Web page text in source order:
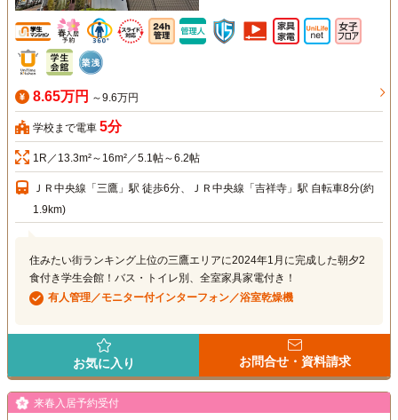
8.65万円 ～9.6万円
学校まで電車 5分
1R／13.3m²～16m²／5.1帖～6.2帖
ＪＲ中央線「三鷹」駅 徒歩6分、ＪＲ中央線「吉祥寺」駅 自転車8分(約
1.9km)
住みたい街ランキング上位の三鷹エリアに2024年1月に完成した朝夕2
食付き学生会館！バス・トイレ別、全室家具家電付き！
有人管理／モニター付インターフォン／浴室乾燥機
お気に入り お問合せ・資料請求
来春入居予約受付